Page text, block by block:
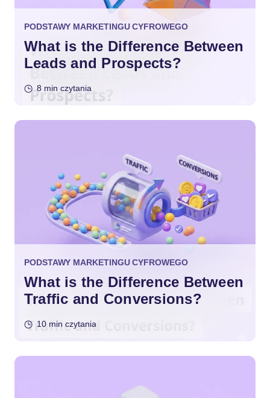
PODSTAWY MARKETINGU CYFROWEGO
What is the Difference Between
Leads and Prospects?
8 min czytania
PODSTAWY MARKETINGU CYFROWEGO
What is the Difference Between
Traffic and Conversions?
10 min czytania